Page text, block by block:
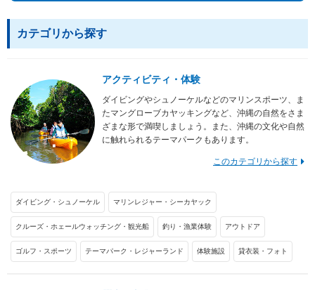
カテゴリから探す
アクティビティ・体験
ダイビングやシュノーケルなどのマリンスポーツ、ま
たマングローブカヤッキングなど、沖縄の自然をさま
ざまな形で満喫しましょう。また、沖縄の文化や自然
に触れられるテーマパークもあります。
このカテゴリから探す
ダイビング・シュノーケル マリンレジャー・シーカヤック
クルーズ・ホェールウォッチング・観光船 釣り・漁業体験 アウトドア
ゴルフ・スポーツ テーマパーク・レジャーランド 体験施設 貸衣装・フォト